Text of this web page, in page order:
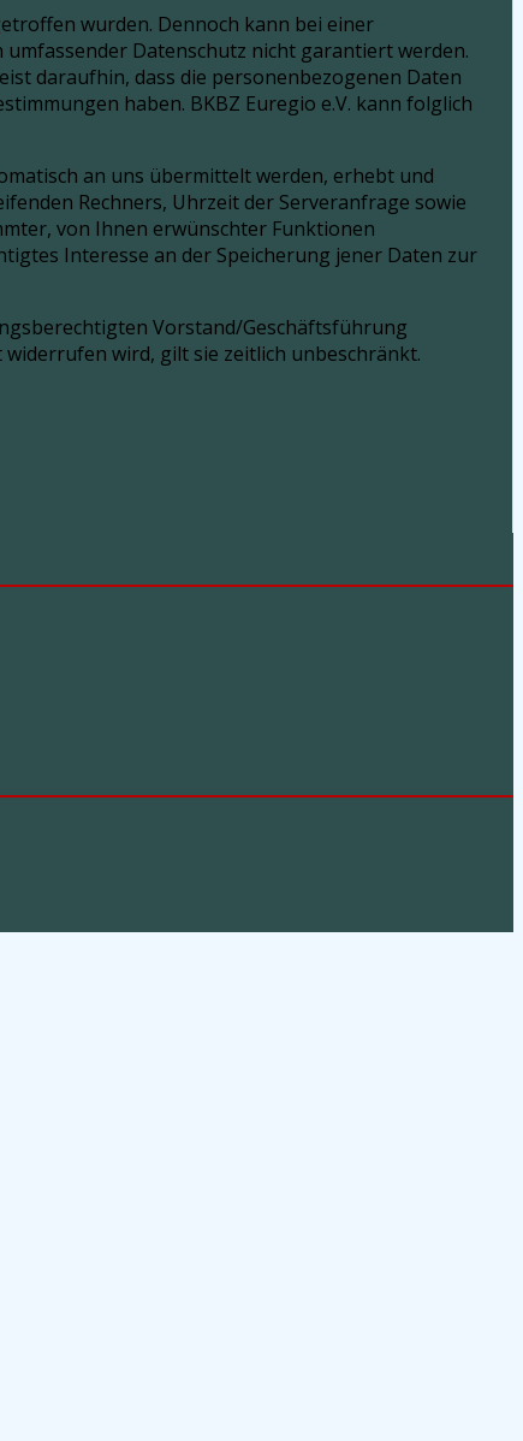
wurden. Dennoch kann bei einer
Datenschutz nicht garantiert werden.
daraufhin, dass die personenbezogenen Daten
haben. BKBZ Euregio e.V. kann folglich
an uns übermittelt werden, erhebt und
Rechners, Uhrzeit der Serveranfrage sowie
von Ihnen erwünschter Funktionen
Interesse an der Speicherung jener Daten zur
Vorstand/Geschäftsführung
wird, gilt sie zeitlich unbeschränkt.